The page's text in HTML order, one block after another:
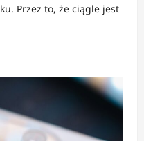
Przez to, że ciągle jest